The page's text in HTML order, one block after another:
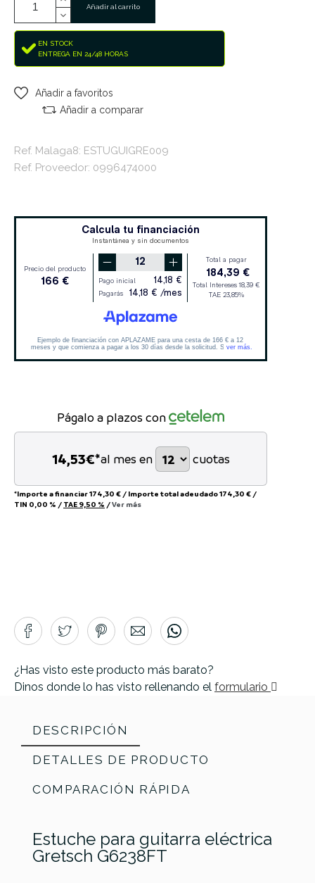
Añadir al carrito
EN STOCK
ENTREGA EN 24/48 HORAS
Añadir a favoritos
Añadir a comparar
Ref. Malaga8: ESTUGUIGRE009
Ref. Proveedor: 0996474000
Págalo a plazos con
14,53€*al mes en cuotas
*Importe a financiar174,30 € / Importe total adeudado174,30 € /
TIN 0,00 % / TAE 9,50 % /Ver más
¿Has visto este producto más barato?
Dinos donde lo has visto rellenando el formulario
DESCRIPCIÓN
DETALLES DE PRODUCTO
COMPARACIÓN RÁPIDA
Estuche para guitarra eléctrica
Gretsch G6238FT